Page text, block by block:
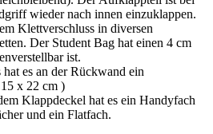
wieder nach innen einzuklappen.
Klettverschluss in diversen
Der Student Bag hat einen 4 cm
ist.
es an der Rückwand ein
x 22 cm )
Klappdeckel hat es ein Handyfach
und ein Flatfach.